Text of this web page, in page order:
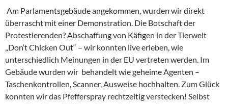
Am Parlamentsgebäude angekommen, wurden wir direkt
überrascht mit einer Demonstration. Die Botschaft der
Protestierenden? Abschaffung von Käfigen in der Tierwelt
„Don‘t Chicken Out“ – wir konnten live erleben, wie
unterschiedlich Meinungen in der EU vertreten werden. Im
Gebäude wurden wir behandelt wie geheime Agenten –
Taschenkontrollen, Scanner, Ausweise hochhalten. Zum Glück
konnten wir das Pfefferspray rechtzeitig verstecken! Selbst